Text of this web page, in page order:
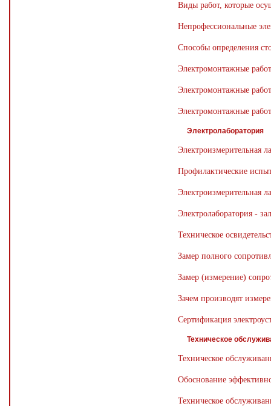
Виды работ, которые
Непрофессиональные
Способы определения
Электромонтажные
Электромонтажные
Электромонтажные
Электролаборатория
Электроизмерительная
Профилактические
Электроизмерительная
Электролаборатория -
Техническое
Замер полного
Замер (измерение)
Зачем производят
Сертификация
Техническое
Техническое
Обоснование
Техническое